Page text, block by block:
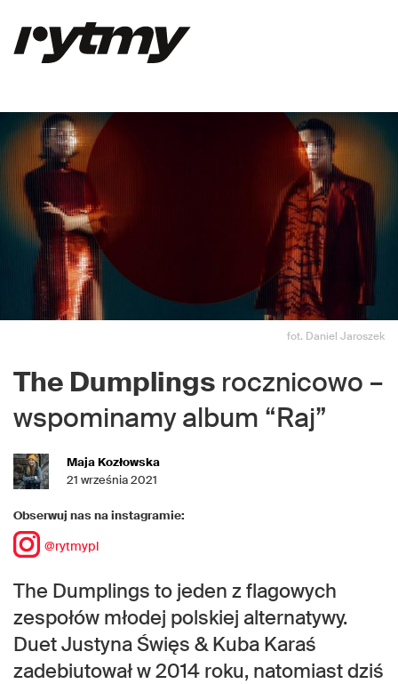
fot. Daniel Jaroszek
The Dumplings rocznicowo –
wspominamy album “Raj”
Maja Kozłowska
21 września 2021
Obserwuj nas na instagramie:
@rytmypl
The Dumplings to jeden z flagowych
zespołów młodej polskiej alternatywy.
Duet Justyna Święs & Kuba Karaś
zadebiutował w 2014 roku, natomiast dziś